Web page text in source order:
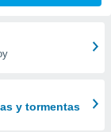
y tormentas